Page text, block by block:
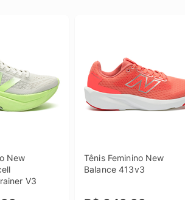
New
V3
Tênis Feminino New
Balance 413v3